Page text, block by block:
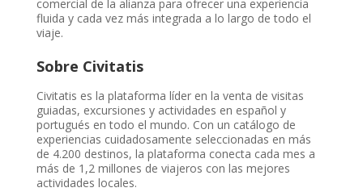
comercial de la alianza para ofrecer una experiencia
fluida y cada vez más integrada a lo largo de todo el
viaje.
Sobre Civitatis
Civitatis es la plataforma líder en la venta de visitas
guiadas, excursiones y actividades en español y
portugués en todo el mundo. Con un catálogo de
experiencias cuidadosamente seleccionadas en más
de 4.200 destinos, la plataforma conecta cada mes a
más de 1,2 millones de viajeros con las mejores
actividades locales.